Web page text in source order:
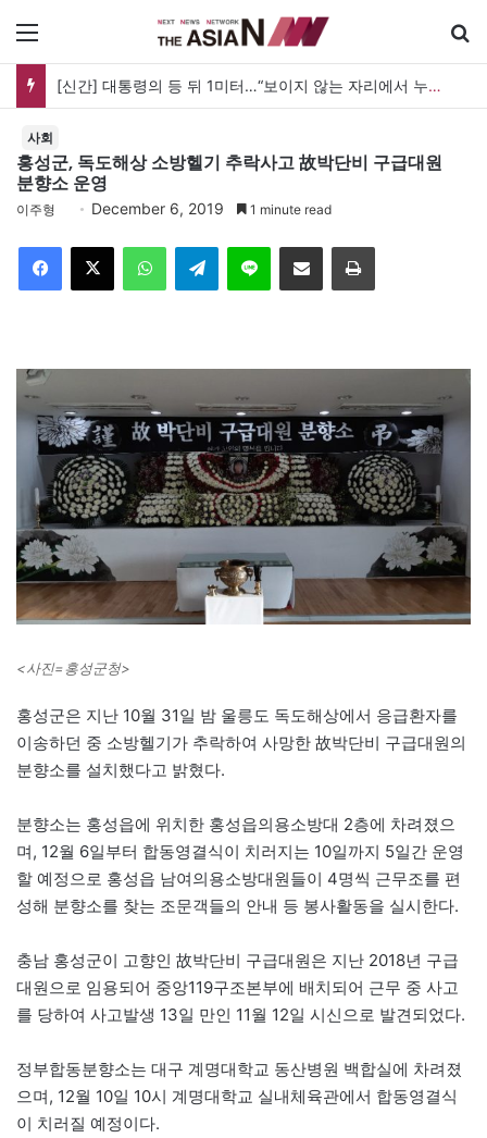
[신간] 대통령의 등 뒤 1미터…“보이지 않는 자리에서 누구를 지킨다는 것”
사회
홍성군, 독도해상 소방헬기 추락사고 故박단비 구급대원
분향소 운영
이주형 December 6, 2019 1 minute read
Telegram 이메일
<사진=홍성군청>
홍성군은 지난 10월 31일 밤 울릉도 독도해상에서 응급환자를
이송하던 중 소방헬기가 추락하여 사망한 故박단비 구급대원의
분향소를 설치했다고 밝혔다.
분향소는 홍성읍에 위치한 홍성읍의용소방대 2층에 차려졌으
며, 12월 6일부터 합동영결식이 치러지는 10일까지 5일간 운영
할 예정으로 홍성읍 남여의용소방대원들이 4명씩 근무조를 편
성해 분향소를 찾는 조문객들의 안내 등 봉사활동을 실시한다.
충남 홍성군이 고향인 故박단비 구급대원은 지난 2018년 구급
대원으로 임용되어 중앙119구조본부에 배치되어 근무 중 사고
를 당하여 사고발생 13일 만인 11월 12일 시신으로 발견되었다.
정부합동분향소는 대구 계명대학교 동산병원 백합실에 차려졌
으며, 12월 10일 10시 계명대학교 실내체육관에서 합동영결식
이 치러질 예정이다.